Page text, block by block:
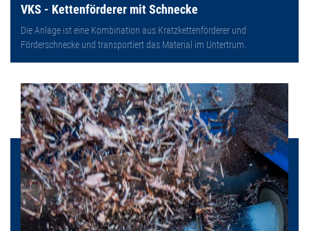
VKS - Kettenförderer mit Schnecke
Die Anlage ist eine Kombination aus Kratzkettenförderer und
Förderschnecke und transportiert das Material im Untertrum.